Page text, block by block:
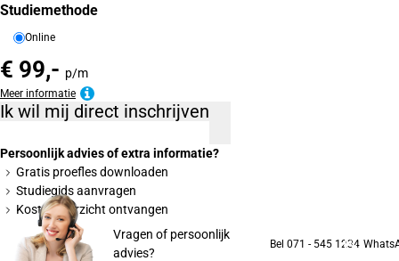
Studiemethode
Online
€ 99,- p/m
Meer informatie
Ik wil mij direct inschrijven
Persoonlijk advies of extra informatie?
Gratis proefles downloaden
Studiegids aanvragen
Kostenoverzicht ontvangen
Vragen of persoonlijk
advies?
Bel 071 - 545 1234